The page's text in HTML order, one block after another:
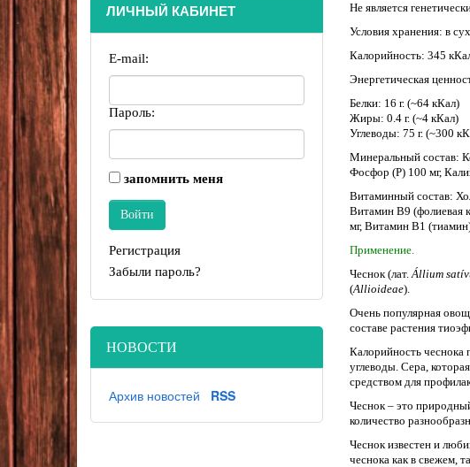
Не является
Условия хранения: в
Калорийность: 345
Энергетическая
Белки: 16 г. (~64 кКал)
Жиры: 0.4 г. (~4 кКал)
Углеводы: 75 г. (~300
Минеральный состав:
Фосфор (P) 100 мг,
Витаминный состав:
Витамин B9 (фолиевая
мг, Витамин B1
Применение.
Чеснок (лат.Állium
(Allioideae).
Очень популярная
составе растения
Калорийность чеснока
углеводы. Сера,
средством для
Чеснок – это
количество
Чеснок известен и
чеснока как в свежем,
ЛИЧНЫЙ КАБИНЕТ
E-mail:
Пароль:
запомнить меня
Регистрация
Забыли пароль?
НОВОСТИ
Архив новостей RSS